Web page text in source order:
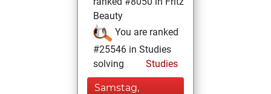
Beauty
You are ranked
#25546 in Studies
solving
Studies
Samstag,